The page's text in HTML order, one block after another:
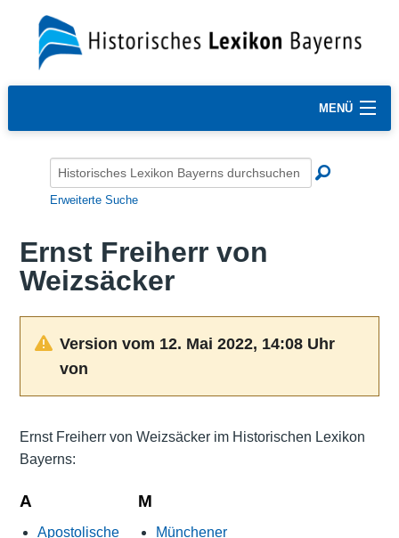
MENÜ
Erweiterte Suche
Ernst Freiherr von
Weizsäcker
Version vom 12. Mai 2022, 14:08 Uhr
von
Ernst Freiherr von Weizsäcker im Historischen Lexikon
Bayerns:
A
Apostolische
M
Münchener